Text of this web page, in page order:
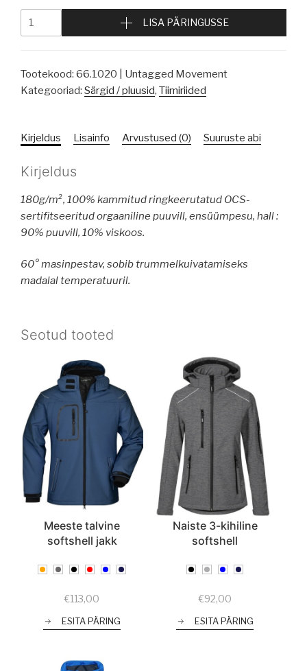
LISA PÄRINGUSSE
Tootekood: 66.1020 | Untagged Movement
Kategooriad: Särgid / pluusid, Tiimiriided
Kirjeldus Lisainfo Arvustused (0) Suuruste abi
Kirjeldus
180g/m², 100% kammitud ringkeerutatud OCS-
sertifitseeritud orgaaniline puuvill, ensüümpesu, hall :
90% puuvill, 10% viskoos.
60° masinpestav, sobib trummelkuivatamiseks
madalal temperatuuril.
Seotud tooted
Meeste talvine
softshell jakk
€113,00
ESITA PÄRING
Naiste 3-kihiline
softshell
€92,00
ESITA PÄRING